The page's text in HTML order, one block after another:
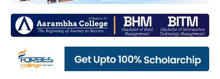
चितवन
सेरोफेरो
समाचार